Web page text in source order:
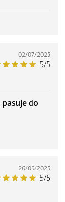
02/07/2025
5/5
pasuje do
26/06/2025
5/5